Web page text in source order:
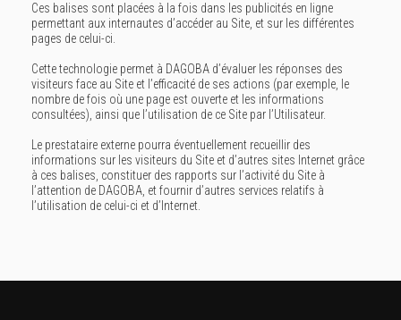
Ces balises sont placées à la fois dans les publicités en ligne
permettant aux internautes d’accéder au Site, et sur les différentes
pages de celui-ci.
Cette technologie permet à DAGOBA d’évaluer les réponses des
visiteurs face au Site et l’efficacité de ses actions (par exemple, le
nombre de fois où une page est ouverte et les informations
consultées), ainsi que l’utilisation de ce Site par l’Utilisateur.
Le prestataire externe pourra éventuellement recueillir des
informations sur les visiteurs du Site et d’autres sites Internet grâce
à ces balises, constituer des rapports sur l’activité du Site à
l’attention de DAGOBA, et fournir d’autres services relatifs à
l’utilisation de celui-ci et d’Internet.